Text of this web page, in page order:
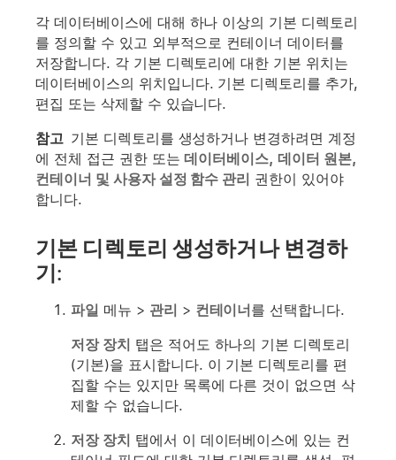
각 데이터베이스에 대해 하나 이상의 기본 디렉토리
를 정의할 수 있고 외부적으로 컨테이너 데이터를
저장합니다. 각 기본 디렉토리에 대한 기본 위치는
데이터베이스의 위치입니다. 기본 디렉토리를 추가,
편집 또는 삭제할 수 있습니다.
참고 기본 디렉토리를 생성하거나 변경하려면 계정
에 전체 접근 권한 또는데이터베이스, 데이터 원본,
컨테이너 및 사용자 설정 함수 관리 권한이 있어야
합니다.
기본 디렉토리 생성하거나 변경하
기:
파일 메뉴 > 관리 > 컨테이너를 선택합니다.
저장 장치 탭은 적어도 하나의 기본 디렉토리
(기본)을 표시합니다. 이 기본 디렉토리를 편
집할 수는 있지만 목록에 다른 것이 없으면 삭
제할 수 없습니다.
저장 장치 탭에서 이 데이터베이스에 있는 컨